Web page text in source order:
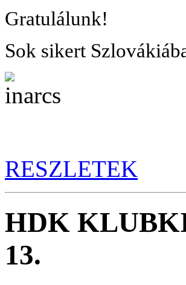
Gratulálunk!
Sok sikert
RESZLETEK
HDK
13.